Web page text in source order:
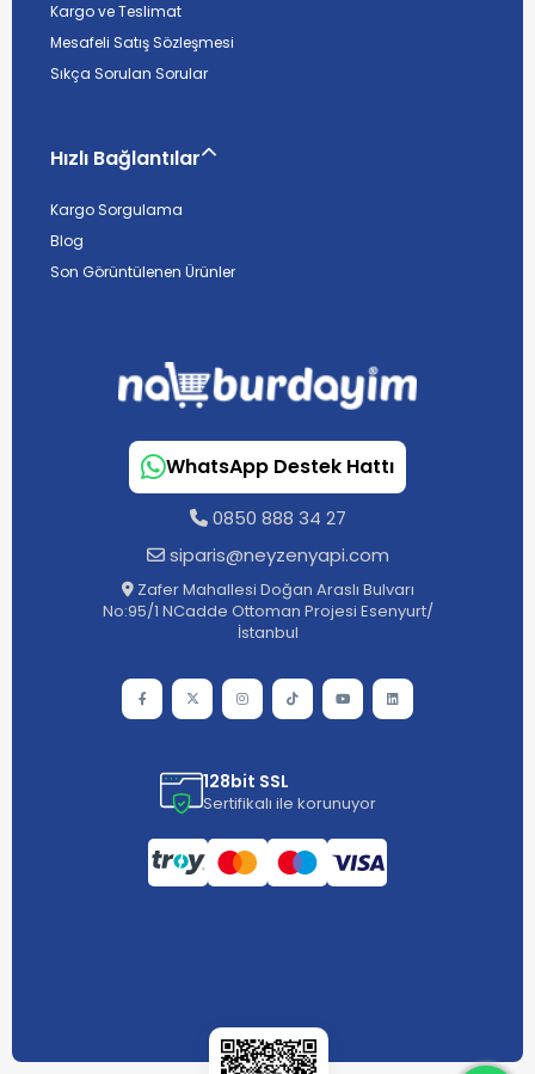
Kargo ve Teslimat
Mesafeli Satış Sözleşmesi
Sıkça Sorulan Sorular
Hızlı Bağlantılar
Kargo Sorgulama
Blog
Son Görüntülenen Ürünler
WhatsApp Destek Hattı
0850 888 34 27
siparis@neyzenyapi.com
Zafer Mahallesi Doğan Araslı Bulvarı
No:95/1 NCadde Ottoman Projesi Esenyurt/
İstanbul
128bit SSL
Sertifikalı ile korunuyor